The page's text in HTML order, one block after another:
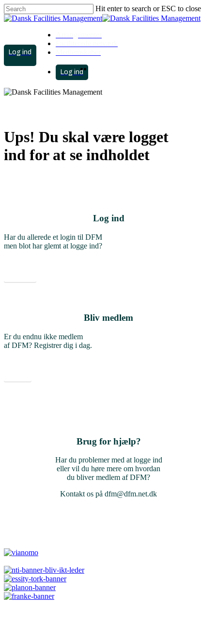
Skip
to
Hit enter to search or ESC to close
Close
search
account
Menu
search
account
Ups! Du skal være logget
ind for at se indholdet
Log ind
Har du allerede et login til DFM
men blot har glemt at logge ind?
Bliv medlem
Er du endnu ikke medlem
af DFM? Registrer dig i dag.
Brug for hjælp?
Har du problemer med at logge ind
eller vil du høre mere om hvordan
du bliver medlem af DFM?
Kontakt os på dfm@dfm.net.dk